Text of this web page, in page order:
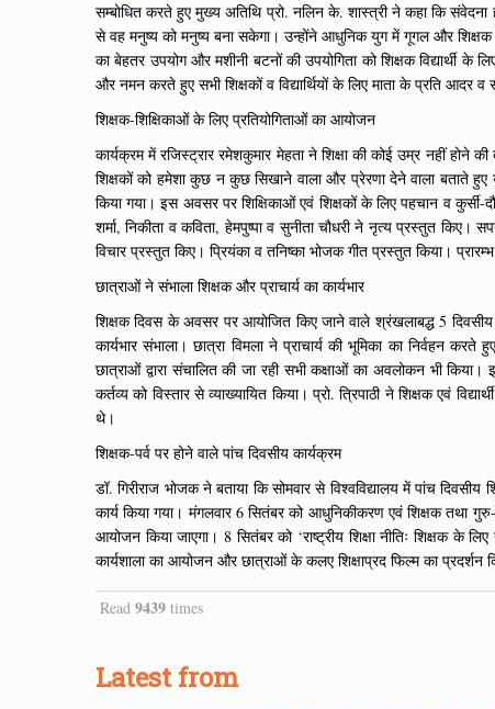
सम्बोधित करते हुए मुख्य अतिथि प्रो. नलिन के. शास्त्री ने कहा कि संवेदना
से वह मनुष्य को मनुष्य बना सकेगा। उन्होंने आधुनिक युग में गूगल और
का बेहतर उपयोग और मशीनी बटनों की उपयोगिता को शिक्षक विद्यार्थी
और नमन करते हुए सभी शिक्षकों व विद्यार्थियों के लिए माता के प्रति आदर व
शिक्षक-शिक्षिकाओं के लिए प्रतियोगिताओं का आयोजन
कार्यक्रम में रजिस्ट्रार रमेशकुमार मेहता ने शिक्षा की कोई उम्र नहीं
शिक्षकों को हमेशा कुछ न कुछ सिखाने वाला और प्रेरणा देने वाला बताते
किया गया। इस अवसर पर शिक्षिकाओं एवं शिक्षकों के लिए पहचान व
शर्मा, निकीता व कविता, हेमपुष्पा व सुनीता चौधरी ने नृत्य प्रस्तुत किए।
विचार प्रस्तुत किए। प्रियंका व तनिष्का भोजक गीत प्रस्तुत किया।
छात्राओं ने संभाला शिक्षक और प्राचार्य का कार्यभार
शिक्षक दिवस के अवसर पर आयोजित किए जाने वाले श्रंखलाबद्ध 5 दिवसीय
कार्यभार संभाला। छात्रा विमला ने प्राचार्य की भूमिका का निर्वहन
छात्राओं द्वारा संचालित की जा रही सभी कक्षाओं का अवलोकन भी
कर्तव्य को विस्तार से व्याख्यायित किया। प्रो. त्रिपाठी ने शिक्षक एवं
थे।
शिक्षक-पर्व पर होने वाले पांच दिवसीय कार्यक्रम
डॉ. गिरीराज भोजक ने बताया कि सोमवार से विश्वविद्यालय में पांच दिवसीय
कार्य किया गया। मंगलवार 6 सितंबर को आधुनिकीकरण एवं शिक्षक तथा
आयोजन किया जाएगा। 8 सितंबर को ‘राष्ट्रीय शिक्षा नीतिः शिक्षक के
कार्यशाला का आयोजन और छात्राओं के कलए शिक्षाप्रद फिल्म का प्रदर्शन
Read 9439 times
Latest from